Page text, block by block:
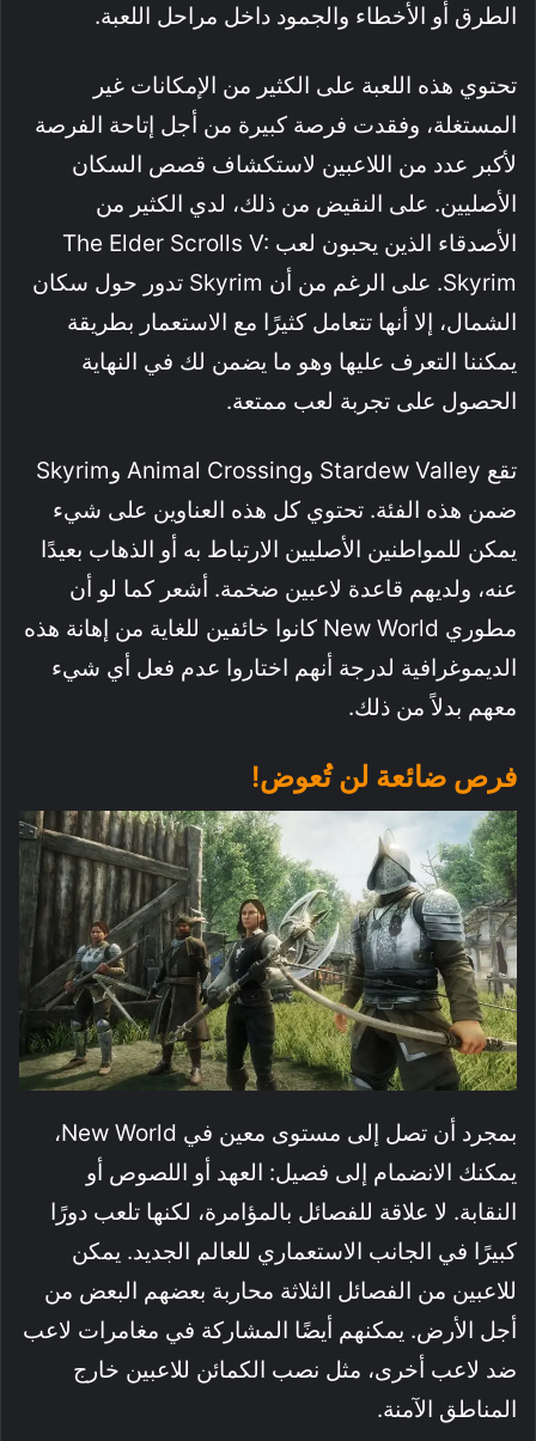
الطرق أو الأخطاء والجمود داخل مراحل اللعبة.
تحتوي هذه اللعبة على الكثير من الإمكانات غير
المستغلة، وفقدت فرصة كبيرة من أجل إتاحة الفرصة
لأكبر عدد من اللاعبين لاستكشاف قصص السكان
الأصليين. على النقيض من ذلك، لدي الكثير من
الأصدقاء الذين يحبون لعب The Elder Scrolls V:
Skyrim. على الرغم من أن Skyrim تدور حول سكان
الشمال، إلا أنها تتعامل كثيرًا مع الاستعمار بطريقة
يمكننا التعرف عليها وهو ما يضمن لك في النهاية
الحصول على تجربة لعب ممتعة.
تقع Stardew Valley وAnimal Crossing وSkyrim
ضمن هذه الفئة. تحتوي كل هذه العناوين على شيء
يمكن للمواطنين الأصليين الارتباط به أو الذهاب بعيدًا
عنه، ولديهم قاعدة لاعبين ضخمة. أشعر كما لو أن
مطوري New World كانوا خائفين للغاية من إهانة هذه
الديموغرافية لدرجة أنهم اختاروا عدم فعل أي شيء
معهم بدلاً من ذلك.
فرص ضائعة لن تُعوض!
بمجرد أن تصل إلى مستوى معين في New World،
يمكنك الانضمام إلى فصيل: العهد أو اللصوص أو
النقابة. لا علاقة للفصائل بالمؤامرة، لكنها تلعب دورًا
كبيرًا في الجانب الاستعماري للعالم الجديد. يمكن
للاعبين من الفصائل الثلاثة محاربة بعضهم البعض من
أجل الأرض. يمكنهم أيضًا المشاركة في مغامرات لاعب
ضد لاعب أخرى، مثل نصب الكمائن للاعبين خارج
المناطق الآمنة.